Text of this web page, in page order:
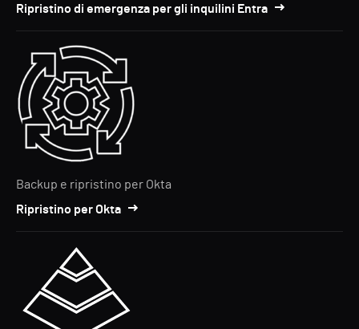
Ripristino di emergenza per gli inquilini Entra
Backup e ripristino per Okta
Ripristino per Okta